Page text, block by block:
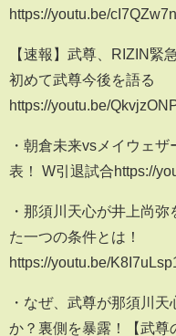
https://youtu.be/
【速報】武尊、RIZIN緊
初めて武尊今後を語る
https://youtu.be/
・朝倉未来vsメイウェ
表！ W引退試合https://
・那須川天心が井上尚
た一つの条件とは！
https://youtu.be/
・なぜ、武尊が那須川
か？裏側を暴露！【武尊